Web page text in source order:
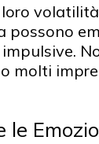
possono
molti
le